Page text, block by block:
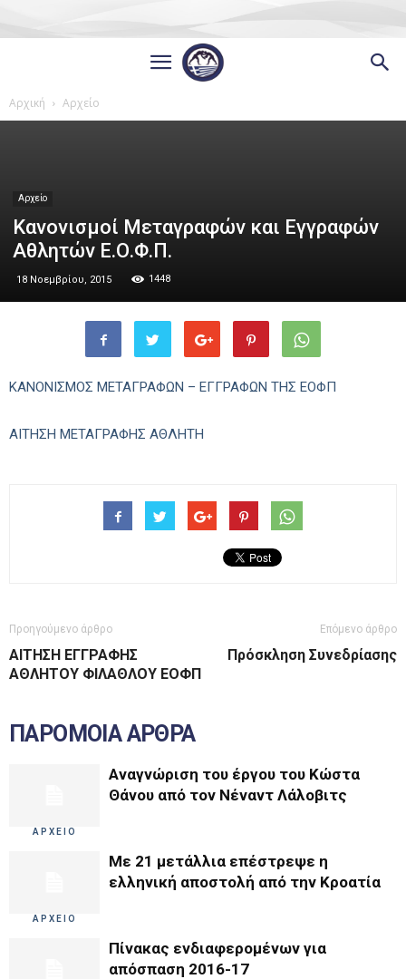
Αρχική Αρχείο
Αρχείο
Κανονισμοί Μεταγραφών και Εγγραφών
Αθλητών Ε.Ο.Φ.Π.
18 Νοεμβρίου, 2015 1448
ΚΑΝΟΝΙΣΜΟΣ ΜΕΤΑΓΡΑΦΩΝ – ΕΓΓΡΑΦΩΝ ΤΗΣ ΕΟΦΠ
ΑΙΤΗΣΗ ΜΕΤΑΓΡΑΦΗΣ ΑΘΛΗΤΗ
Προηγούμενο άρθρο
ΑΙΤΗΣΗ ΕΓΓΡΑΦΗΣ
ΑΘΛΗΤΟΥ ΦΙΛΑΘΛΟΥ ΕΟΦΠ
Επόμενο άρθρο
Πρόσκληση Συνεδρίασης
ΠΑΡΟΜΟΙΑ ΑΡΘΡΑ
ΑΡΧΕΙΟ
Αναγνώριση του έργου του Κώστα
Θάνου από τον Νέναντ Λάλοβιτς
ΑΡΧΕΙΟ
Με 21 μετάλλια επέστρεψε η
ελληνική αποστολή από την Κροατία
Πίνακας ενδιαφερομένων για
απόσπαση 2016-17